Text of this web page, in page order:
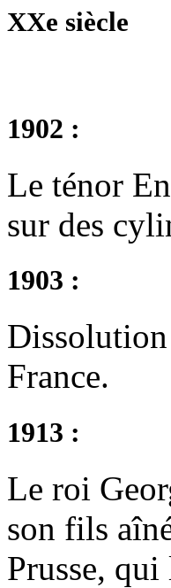
XXe siècle
1902 :
Le ténor
sur des
1903 :
Dissolution
France.
1913 :
Le roi
son fils
Prusse, qui